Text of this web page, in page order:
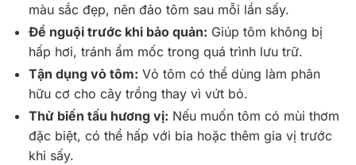
màu sắc đẹp, nên đảo tôm sau mỗi lần sấy.
Để nguội trước khi bảo quản: Giúp tôm không bị
hấp hơi, tránh ẩm mốc trong quá trình lưu trữ.
Tận dụng vỏ tôm: Vỏ tôm có thể dùng làm phân
hữu cơ cho cây trồng thay vì vứt bỏ.
Thử biến tấu hương vị: Nếu muốn tôm có mùi thơm
đặc biệt, có thể hấp với bia hoặc thêm gia vị trước
khi sấy.